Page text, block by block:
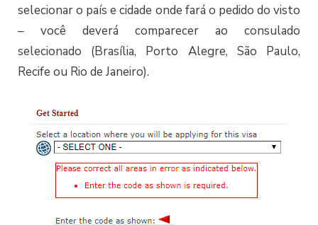
selecionar o país e cidade onde fará o pedido do visto
– você deverá comparecer ao consulado
selecionado (Brasília, Porto Alegre, São Paulo,
Recife ou Rio de Janeiro).